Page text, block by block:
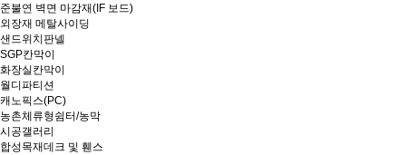
준불연 벽면 마감재(IF 보드)
외장재 메탈사이딩
샌드위치판넬
SGP칸막이
화장실칸막이
월디파티션
캐노픽스(PC)
농촌체류형쉼터/농막
시공갤러리
합성목재데크 및 휀스